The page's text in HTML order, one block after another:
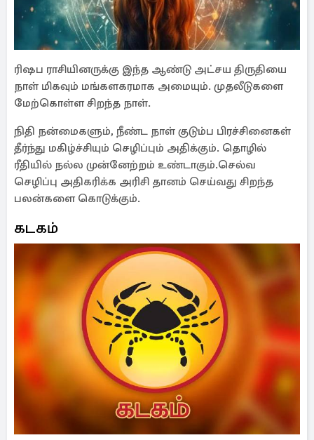
ரிஷப ராசியினருக்கு இந்த ஆண்டு அட்சய திருதியை
நாள் மிகவும் மங்களகரமாக அமையும். முதலீடுகளை
மேற்கொள்ள சிறந்த நாள்.
நிதி நன்மைகளும், நீண்ட நாள் குடும்ப பிரச்சினைகள்
தீர்ந்து மகிழ்ச்சியும் செழிப்பும் அதிக்கும். தொழில்
ரீதியில் நல்ல முன்னேற்றம் உண்டாகும்.செல்வ
செழிப்பு அதிகரிக்க அரிசி தானம் செய்வது சிறந்த
பலன்களை கொடுக்கும்.
கடகம்